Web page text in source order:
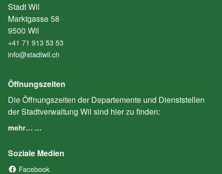
Stadt Wil
Marktgasse 58
9500 Wil
+41 71 913 53 53
info@stadtwil.ch
Öffnungszeiten
Die Öffnungszeiten der Departemente und Dienststellen
der Stadtverwaltung Wil sind hier zu finden:
mehr… …
Soziale Medien
Facebook